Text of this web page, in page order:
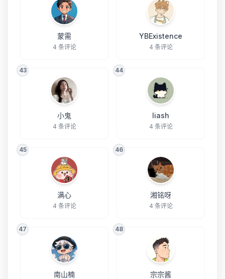
蒙需
4 条评论
YBExistence
4 条评论
43
小鬼
4 条评论
44
liash
4 条评论
45
满心
4 条评论
46
湘铭呀
4 条评论
47
南山楠
48
宗宗酱